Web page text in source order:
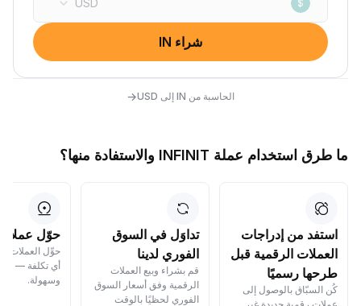
$
USD
شراء IN
الحاسبة من IN إلى USD →
ما طرق استخدام عملة INFINIT والاستفادة منها؟
قبل
إلى
تداوَل في السوق
الفوري لدينا
قم بشراء وبيع العملات
الرقمية وفق أسعار السوق
الفوري لحظيًا بالوقت
حوّل عملاتك الرقمية
حوِّل العملات الرقمية بدون
أي تكلفة — بسرعة وأمان
وسهولة.